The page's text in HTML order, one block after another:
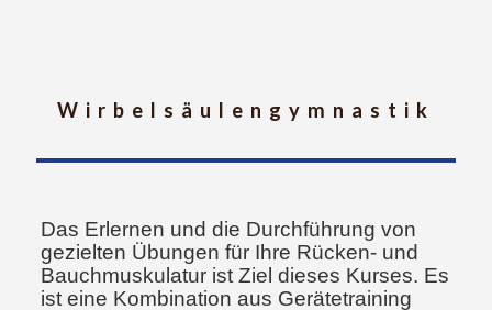
Wirbelsäulengymnastik
Das Erlernen und die Durchführung von
gezielten Übungen für Ihre Rücken- und
Bauchmuskulatur ist Ziel dieses Kurses. Es
ist eine Kombination aus Gerätetraining